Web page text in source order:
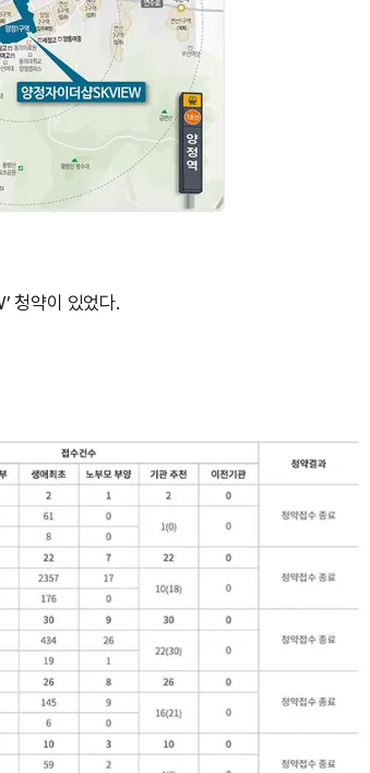
청약이 있었다.